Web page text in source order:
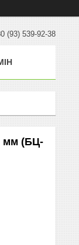
(93) 539-92-38
мм (БЦ-